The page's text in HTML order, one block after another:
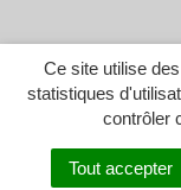
Ce site utilise
statistiques
contrôler
Tout accepter